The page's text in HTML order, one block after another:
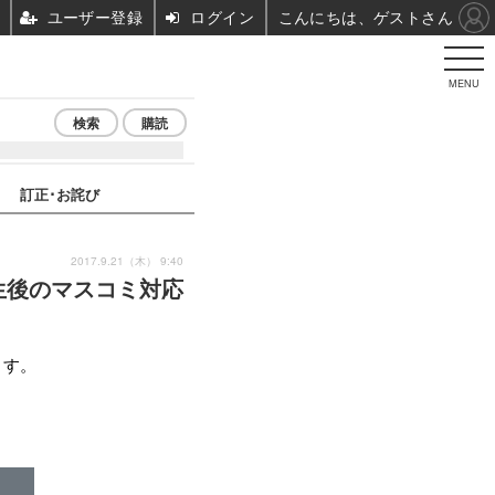
MENU
検索 購読
訂正･お詫び
のマスコミ対応
2017.9.21（木） 9:40
。
ユーザー登録 ログイン こんにちは、ゲストさん